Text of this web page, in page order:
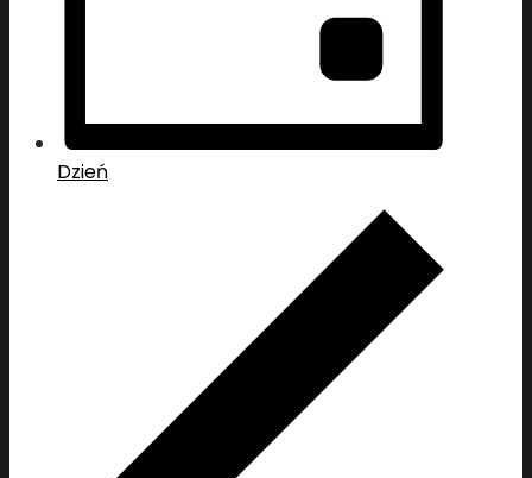
Dzień